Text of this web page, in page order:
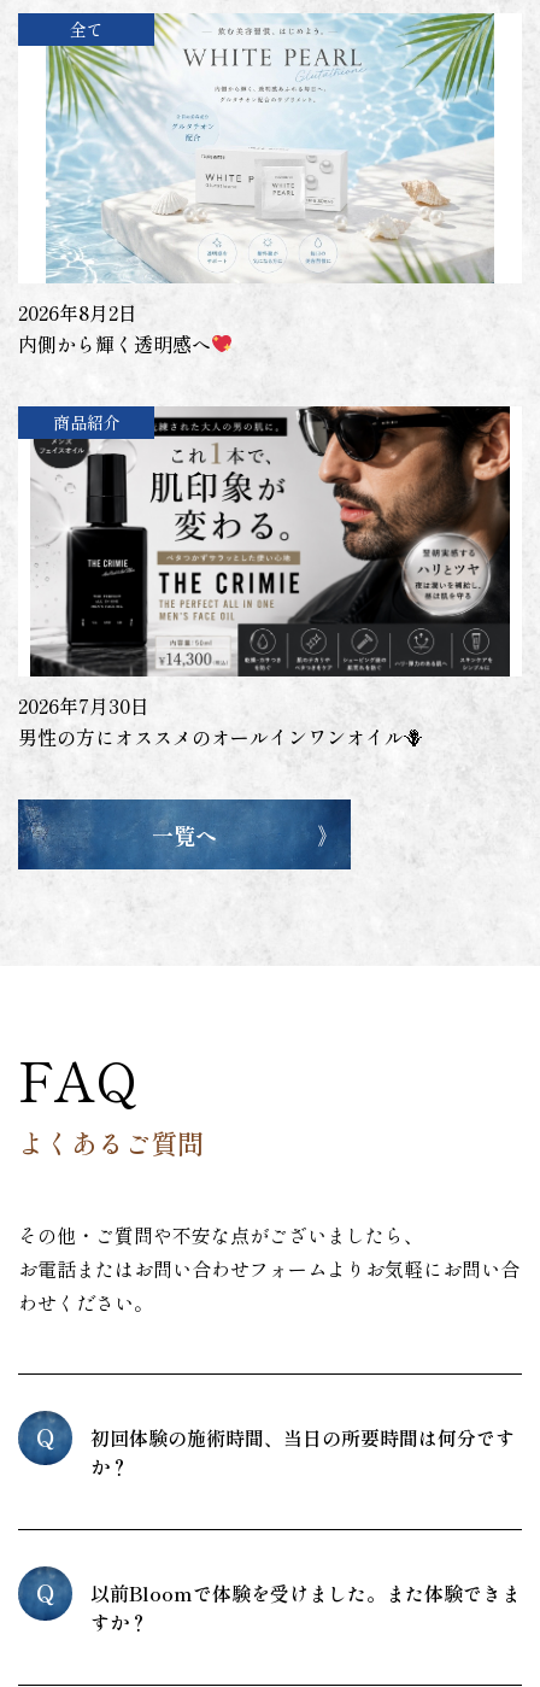
全て
2026年8月2日
内側から輝く透明感へ
商品紹介
2026年7月30日
男性の方にオススメのオールインワンオイル🪻
一覧へ
FAQ
よくあるご質問
その他・ご質問や不安な点がございましたら、
お電話またはお問い合わせフォームよりお気軽にお問い合
わせください。
Q
初回体験の施術時間、当日の所要時間は何分です
か？
Q
以前Bloomで体験を受けました。また体験できま
すか？